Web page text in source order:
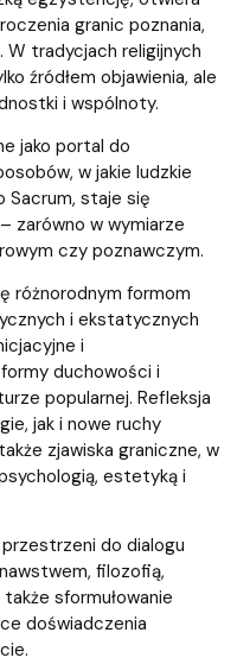
granic poznania,
tradycjach religijnych
źródłem objawienia, ale
i wspólnoty.
jako portal do
w jakie ludzkie
Sacrum, staje się
zarówno w wymiarze
czy poznawczym.
różnorodnym formom
i ekstatycznych
i
duchowości i
popularnej. Refleksja
jak i nowe ruchy
zjawiska graniczne, w
estetyką i
do dialogu
filozofią,
sformułowanie
doświadczenia